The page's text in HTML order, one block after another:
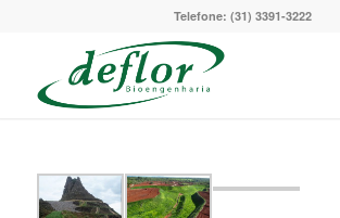
Telefone: (31) 3391-3222